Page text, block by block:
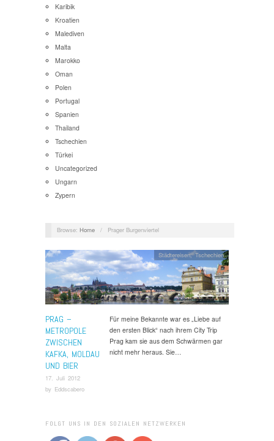
Karibik
Kroatien
Malediven
Malta
Marokko
Oman
Polen
Portugal
Spanien
Thailand
Tschechien
Türkei
Uncategorized
Ungarn
Zypern
Browse: Home / Prager Burgenviertel
PRAG –
METROPOLE
ZWISCHEN
KAFKA, MOLDAU
UND BIER
17. Juli 2012
by Eddscabero
Städtereisen,Tschechien
Für meine Bekannte war es „Liebe auf
den ersten Blick“ nach ihrem City Trip
Prag kam sie aus dem Schwärmen gar
nicht mehr heraus. Sie…
FOLGT UNS IN DEN SOZIALEN NETZWERKEN